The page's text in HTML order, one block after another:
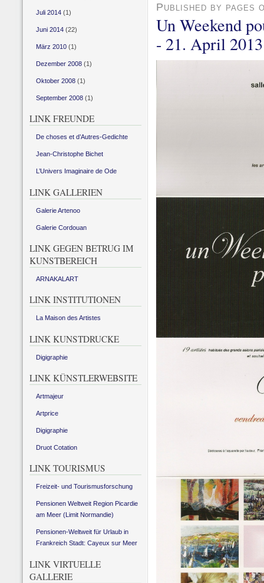
Published by pages
Un Weekend
- 21. April 2013
Juli 2014(1)
Juni 2014(22)
März 2010(1)
Dezember 2008(1)
Oktober 2008(1)
September 2008(1)
LINK FREUNDE
De choses et d’Autres-Gedichte
Jean-Christophe Bichet
L’Univers Imaginaire de Ode
LINK GALLERIEN
Galerie Artenoo
Galerie Cordouan
LINK GEGEN BETRUG IM
KUNSTBEREICH
ARNAKALART
LINK INSTITUTIONEN
La Maison des Artistes
LINK KUNSTDRUCKE
Digigraphie
LINK KÜNSTLERWEBSITE
Artmajeur
Artprice
Digigraphie
Druot Cotation
LINK TOURISMUS
Freizeit- und Tourismusforschung
Pensionen Weltweit Region Picardie
am Meer (Limit Normandie)
Pensionen-Weltweit für Urlaub in
Frankreich Stadt: Cayeux sur Meer
LINK VIRTUELLE
GALLERIE